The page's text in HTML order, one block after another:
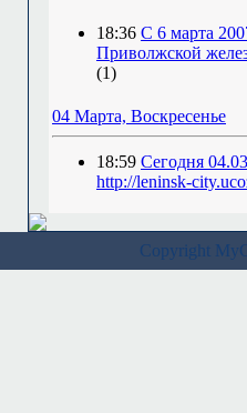
18:36 С 6 марта
Приволжской
(1)
04 Марта, Воскресенье
18:59 Сегодня
http://leninsk-
Copyright